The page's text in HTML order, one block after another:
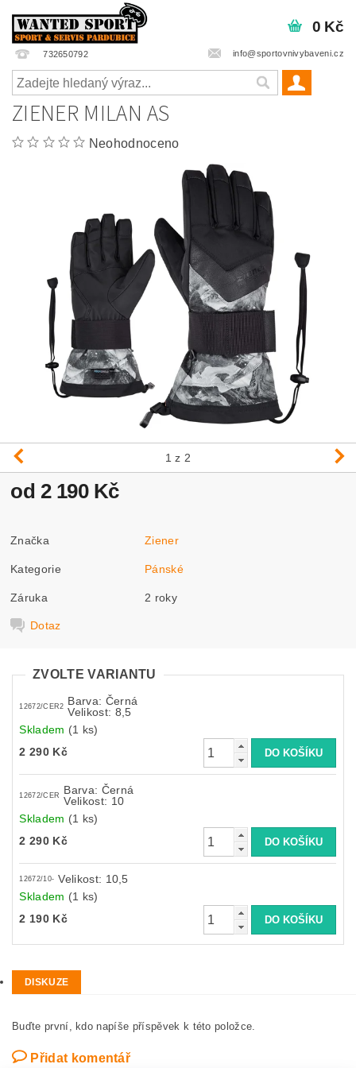
732650792 info@sportovnivybaveni.cz
0 Kč
ZIENER MILAN AS
Neohodnoceno
1 z 2
od 2 190 Kč
Značka Ziener
Kategorie Pánské
Záruka 2 roky
Dotaz
ZVOLTE VARIANTU
12672/CER2 Barva: Černá
Velikost: 8,5
Skladem (1 ks)
2 290 Kč
12672/CER
Barva: Černá
Velikost: 10
Skladem (1 ks)
2 290 Kč
12672/10- Velikost: 10,5
Skladem (1 ks)
2 190 Kč
DISKUZE
Buďte první, kdo napíše příspěvek k této položce.
Přidat komentář